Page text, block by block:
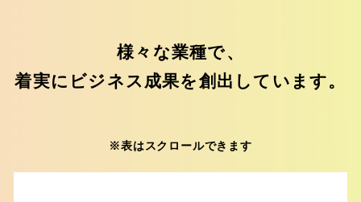
様々な業種で、
着実にビジネス成果を創出しています。
※表はスクロールできます